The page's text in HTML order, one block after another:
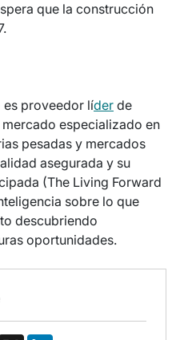
que la construcción
es proveedor líder de
especializado en
pesadas y mercados
asegurada y su
(The Living Forward
sobre lo que
descubriendo
oportunidades.